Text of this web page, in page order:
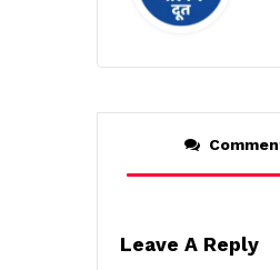
Leave A Reply